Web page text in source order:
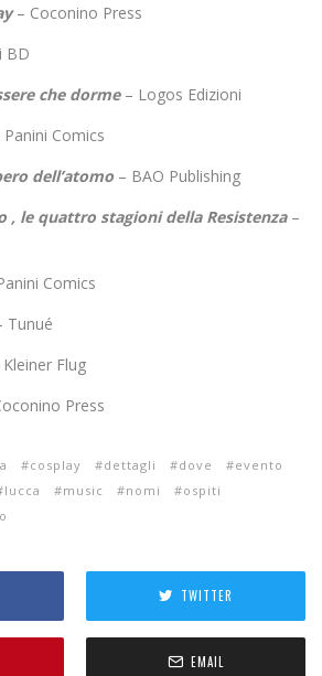
– Coconino Press
BD
che dorme– Logos Edizioni
Comics
dell’atomo – BAO Publishing
, le quattro stagioni della Resistenza–
Comics
Tunué
Flug
Press
cosplay dettagli dove
evento
lucca music nomi
ospiti
TWITTER
EMAIL